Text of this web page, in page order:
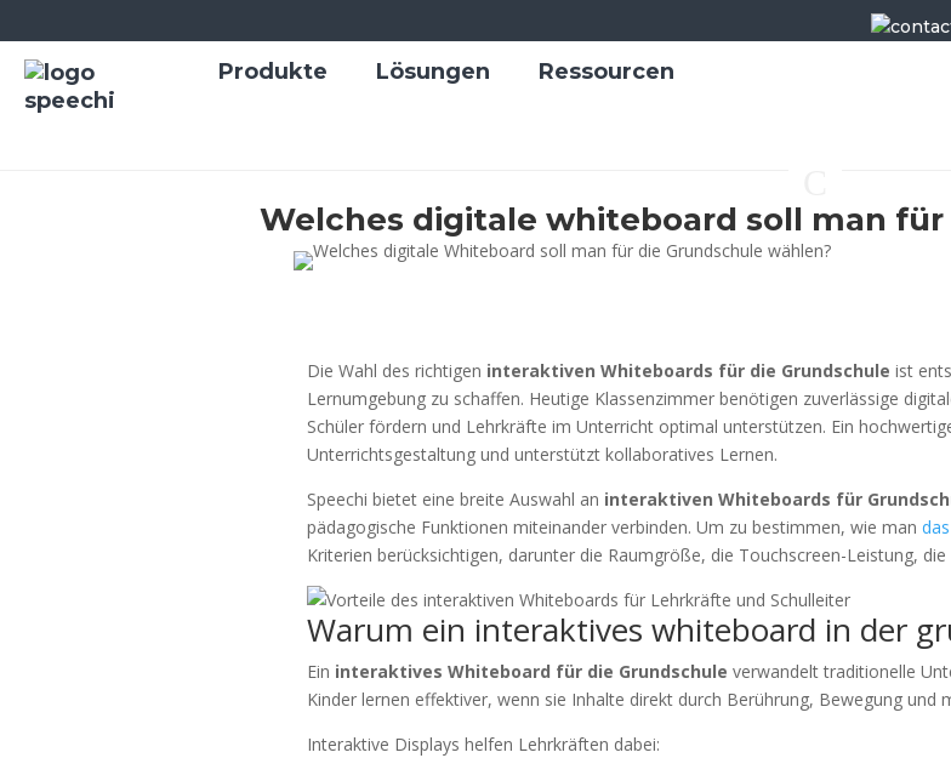
Produkte Lösungen Ressourcen
Welches digitale whiteboard soll man
Die Wahl des richtigen interaktiven Whiteboards für die Grundschule ist
Lernumgebung zu schaffen. Heutige Klassenzimmer benötigen zuverlässige
Schüler fördern und Lehrkräfte im Unterricht optimal unterstützen. Ein
Unterrichtsgestaltung und unterstützt kollaboratives Lernen.
Speechi bietet eine breite Auswahl an interaktiven Whiteboards für
pädagogische Funktionen miteinander verbinden. Um zu bestimmen, wie man
Kriterien berücksichtigen, darunter die Raumgröße, die Touchscreen-Leistung,
Warum ein interaktives whiteboard in der
Ein interaktives Whiteboard für die Grundschule verwandelt traditionelle
Kinder lernen effektiver, wenn sie Inhalte direkt durch Berührung, Bewegung und
Interaktive Displays helfen Lehrkräften dabei: